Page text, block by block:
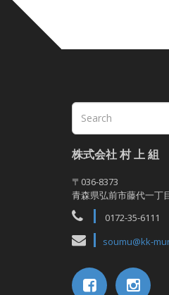
株式会社 村 上 組
〒036-8373
青森県弘前市藤代一丁
0172-35-6111
soumu@kk-